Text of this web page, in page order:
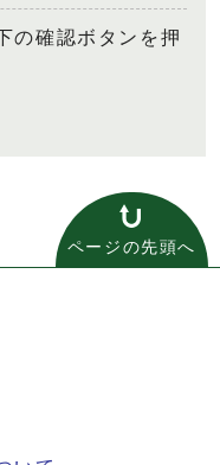
の確認ボタンを押
ページの先頭へ